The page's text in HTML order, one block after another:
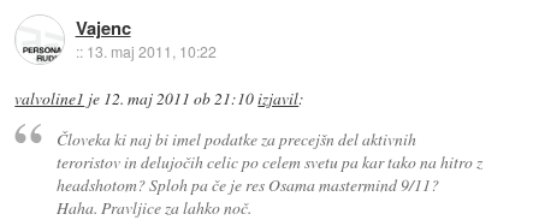
Vajenc
:: 13. maj 2011, 10:22
valvoline1 je 12. maj 2011 ob 21:10izjavil:
Človeka ki naj bi imel podatke za precejšn del aktivnih
teroristov in delujočih celic po celem svetu pa kar tako na hitro z
headshotom? Sploh pa če je res Osama mastermind 9/11?
Haha. Pravljice za lahko noč.